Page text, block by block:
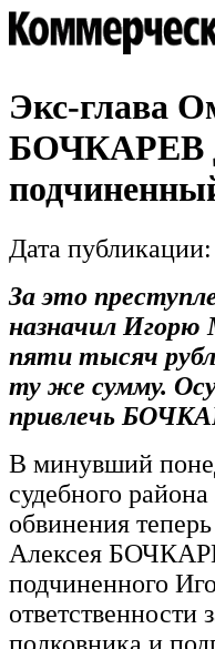
Экс-глава
БОЧКАРЕВ
Дата
За это
назначил
пяти тысяч
ту же сумму.
привлечь
В минувший
судебного
обвинения
Алексея
подчиненного
ответственности